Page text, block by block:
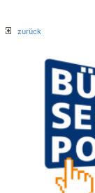
zurück